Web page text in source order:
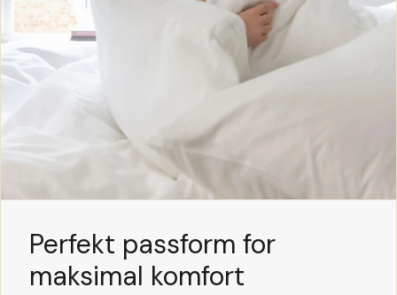
Perfekt passform for
maksimal komfort